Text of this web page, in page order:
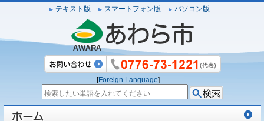
テキスト版 スマートフォン版 パソコン版
[Foreign Language]